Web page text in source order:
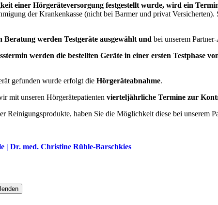
einer Hörgeräteversorgung festgestellt wurde, wird ein
der Krankenkasse (nicht bei Barmer und privat
Beratung werden Testgeräte ausgewählt und bei unserem
werden die bestellten Geräte in einer ersten Testphase
gefunden wurde erfolgt die Hörgeräteabnahme.
mit unseren Hörgerätepatienten vierteljährliche Termine zur
Reinigungsprodukte, haben Sie die Möglichkeit diese bei unserem
| Dr. med. Christine Rühle-Barschkies